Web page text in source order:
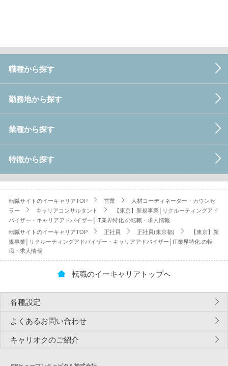
職種から探す
勤務地から探す
業種から探す
特徴から探す
転職サイトのイーキャリアTOP 営業
人材コーディネーター・カウンセ
ラー
キャリアコンサルタント
【東京】新規事業│リクルーティングアド
バイザー・キャリアアドバイザー│IT業界特化.の転職・求人情報
転職サイトのイーキャリアTOP
正社員 正社員(東京都)
【東京】新
規事業│リクルーティングアドバイザー・キャリアアドバイザー│IT業界特化.の転
職・求人情報
転職のイーキャリアトップへ
各種設定
よくあるお問い合わせ
キャリオクのご紹介